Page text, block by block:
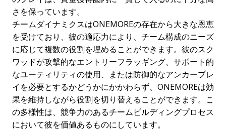
さを保っています。
チームダイナミクスはONEMOREの存在から大きな恩恵
を受けており、彼の適応力により、チーム構成のニーズ
に応じて複数の役割を埋めることができます。彼のスク
ワッドが攻撃的なエントリーフラッギング、サポート的
なユーティリティの使用、または防御的なアンカープレ
イを必要とするかどうかにかかわらず、ONEMOREは効
果を維持しながら役割を切り替えることができます。こ
の多様性は、競争力のあるチームビルディングプロセス
において彼を価値あるものにしています。